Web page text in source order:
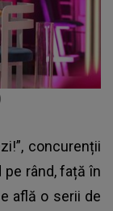
concurenții
rând, față în
află o serii de